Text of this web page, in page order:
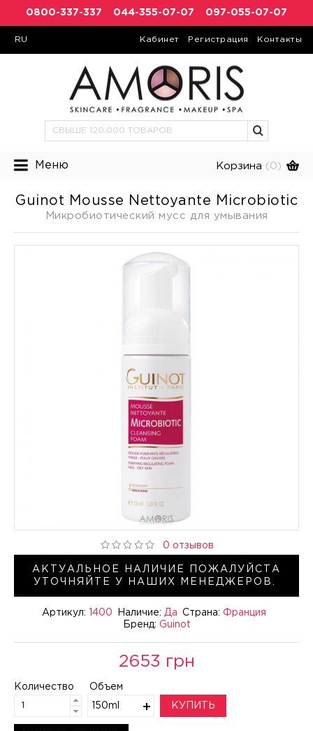
0800-337-337 044-355-07-07 097-055-07-07
RU Кабинет Регистрация Контакты
Меню Корзина (0)
Guinot Mousse Nettoyante Microbiotic
Микробиотический мусс для умывания
АКТУАЛЬНОЕ НАЛИЧИЕ ПОЖАЛУЙСТА
УТОЧНЯЙТЕ У НАШИХ МЕНЕДЖЕРОВ.
Артикул: 1400 Наличие: Да Страна: Франция
Бренд: Guinot
0 отзывов
2653 грн
Количество Объем
150ml КУПИТЬ